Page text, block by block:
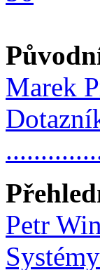
Marek
Petr